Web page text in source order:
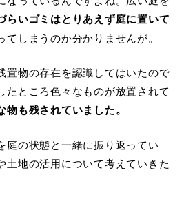
らいゴミはとりあえず庭に置いて
てしまうのか分かりませんが。
置物の存在を認識してはいたので
たところ色々なものが放置されて
も残されていました。
庭の状態と一緒に振り返ってい
土地の活用について考えていきた